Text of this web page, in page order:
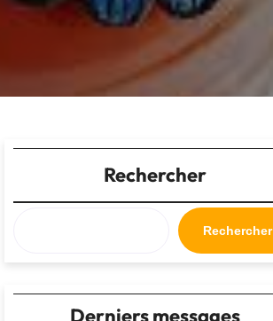
Rechercher
Rechercher
Derniers messages